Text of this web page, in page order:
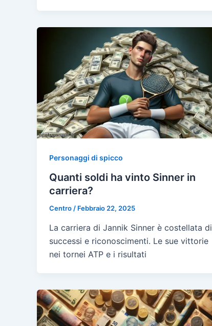
Personaggi di spicco
Quanti soldi ha vinto Sinner in
carriera?
Centro/ Febbraio 22, 2025
La carriera di Jannik Sinner è costellata di
successi e riconoscimenti. Le sue vittorie
nei tornei ATP e i risultati